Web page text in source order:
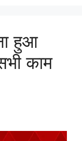
हुआ
काम